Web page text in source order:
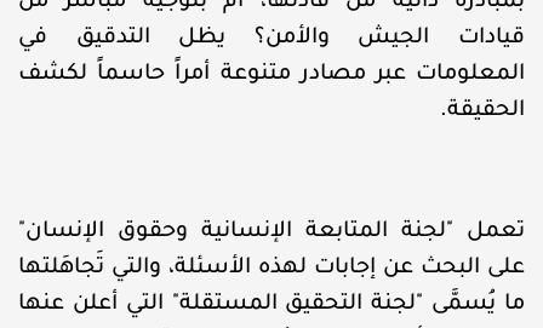
قيادات الجيش والأمن؟ يظل التدقيق في
المعلومات عبر مصادر متنوعة أمراً حاسماً لكشف
الحقيقة.
تعمل "لجنة المتابعة الإنسانية وحقوق الإنسان"
على البحث عن إجابات لهذه الأسئلة، والتي تَجاهَلتها
ما يُسمَّى "لجنة التحقيق المستقلة" التي أعلن عنها